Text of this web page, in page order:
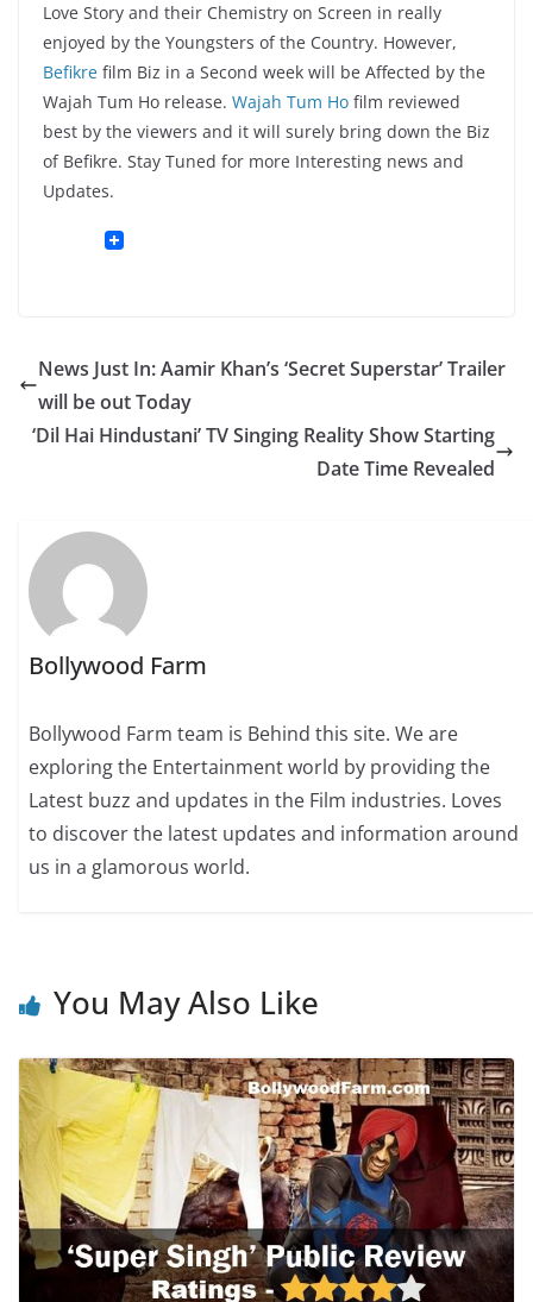
Love Story and their Chemistry on Screen in really
enjoyed by the Youngsters of the Country. However,
Befikre film Biz in a Second week will be Affected by the
Wajah Tum Ho release. Wajah Tum Ho film reviewed
best by the viewers and it will surely bring down the Biz
of Befikre. Stay Tuned for more Interesting news and
Updates.
News Just In: Aamir Khan’s ‘Secret Superstar’ Trailer
will be out Today
‘Dil Hai Hindustani’ TV Singing Reality Show Starting
Date Time Revealed
Bollywood Farm
Bollywood Farm team is Behind this site. We are
exploring the Entertainment world by providing the
Latest buzz and updates in the Film industries. Loves
to discover the latest updates and information around
us in a glamorous world.
You May Also Like